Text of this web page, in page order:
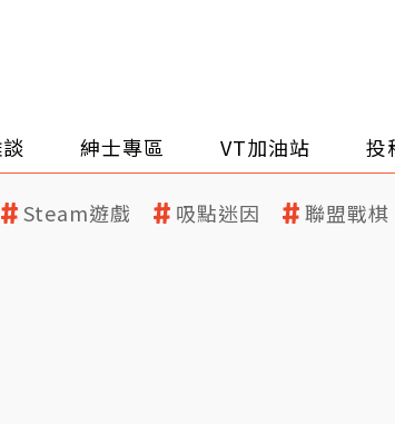
紳士專區 VT加油站 投
Steam遊戲 吸點迷因 聯盟戰棋